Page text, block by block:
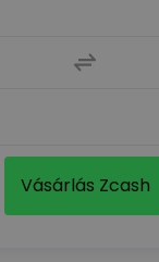
Vásárlás Zcash